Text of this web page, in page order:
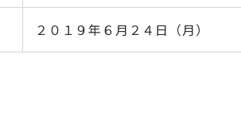
２０１９年６月２４日（月）